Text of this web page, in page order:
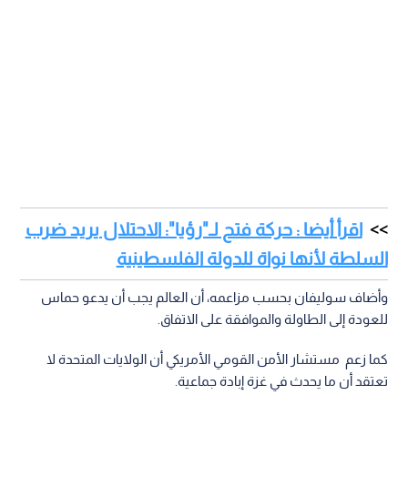
اقرأ أيضا : حركة فتح لـ"رؤيا": الاحتلال يريد ضرب
السلطة لأنها نواة للدولة الفلسطينية
وأضاف سوليفان بحسب مزاعمه، أن العالم يجب أن يدعو حماس
للعودة إلى الطاولة والموافقة على الاتفاق.
كما زعم مستشار الأمن القومي الأمريكي أن الولايات المتحدة لا
تعتقد أن ما يحدث في غزة إبادة جماعية.